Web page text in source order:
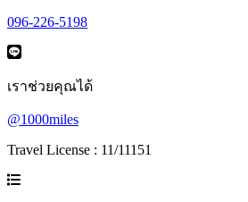
096-226-5198
เราช่วยคุณได้
@1000miles
Travel License : 11/11151